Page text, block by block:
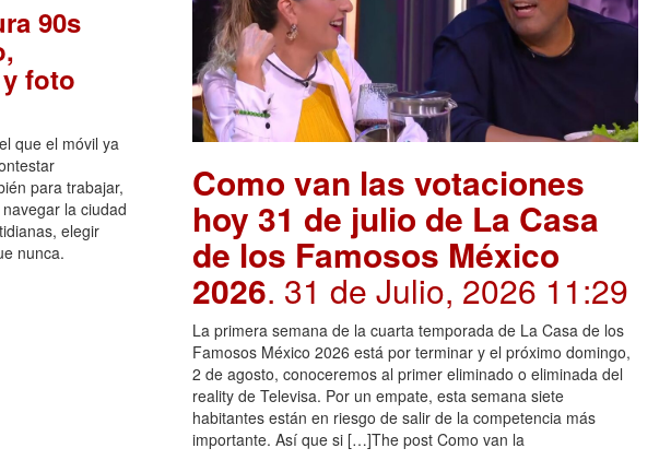
90s
foto
que el móvil ya
para trabajar,
la ciudad
elegir
nunca.
Como van las votaciones
hoy 31 de julio de La Casa
de los Famosos México
2026. 31 de Julio, 2026 11:29
La primera semana de la cuarta temporada de La Casa de los
Famosos México 2026 está por terminar y el próximo domingo,
2 de agosto, conoceremos al primer eliminado o eliminada del
reality de Televisa. Por un empate, esta semana siete
habitantes están en riesgo de salir de la competencia más
importante. Así que si […]The post Como van la